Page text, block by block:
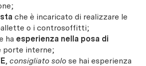
che è incaricato di realizzare le
o i controsoffitti;
ha esperienza nella posa di
porte interne;
, consigliato solo se hai esperienza